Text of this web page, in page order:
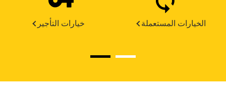
خيارات التأجير الخيارات المستعملة